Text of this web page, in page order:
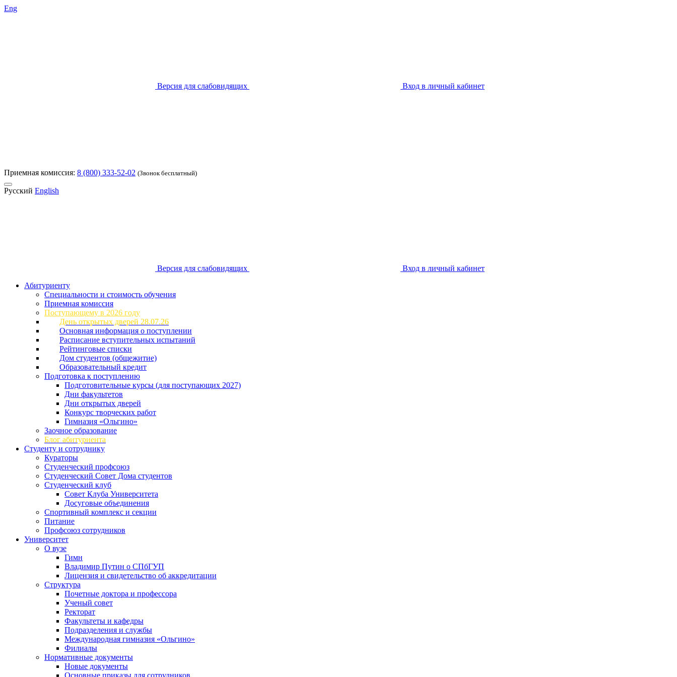
Eng
Версия для слабовидящих Вход в личный кабинет
Приемная комиссия: 8 (800) 333-52-02 (Звонок бесплатный)
Русский English
Версия для слабовидящих
Вход в личный кабинет
Абитуриенту
Специальности и стоимость обучения
Приемная комиссия
Поступающему в 2026 году
День открытых дверей 28.07.26
Основная информация о поступлении
Расписание вступительных испытаний
Рейтинговые списки
Дом студентов (общежитие)
Образовательный кредит
Подготовка к поступлению
Подготовительные курсы (для поступающих 2027)
Дни факультетов
Дни открытых дверей
Конкурс творческих работ
Гимназия «Ольгино»
Заочное образование
Блог абитуриента
Студенту и сотруднику
Кураторы
Студенческий профсоюз
Студенческий Совет Дома студентов
Студенческий клуб
Совет Клуба Университета
Досуговые объединения
Спортивный комплекс и секции
Питание
Профсоюз сотрудников
Университет
О вузе
Гимн
Владимир Путин о СПбГУП
Лицензия и свидетельство об аккредитации
Структура
Почетные доктора и профессора
Ученый совет
Ректорат
Факультеты и кафедры
Подразделения и службы
Международная гимназия «Ольгино»
Филиалы
Нормативные документы
Новые документы
Основные приказы для сотрудников